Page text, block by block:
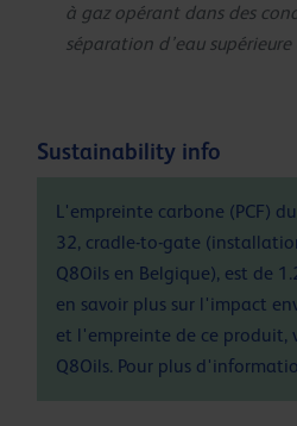
à gaz opérant dans des
séparation d’eau
Sustainability info
L'empreinte carbone (PCF)
32, cradle-to-gate
Q8Oils en Belgique), est de
en savoir plus sur l'impact
et l'empreinte de ce produit,
Q8Oils. Pour plus